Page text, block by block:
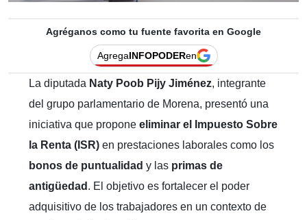
Agréganos como tu fuente favorita en Google
AgregaINFOPODERen
La diputada Naty Poob Pijy Jiménez, integrante
del grupo parlamentario de Morena, presentó una
iniciativa que propone eliminar el Impuesto Sobre
la Renta (ISR) en prestaciones laborales como los
bonos de puntualidad y las primas de
antigüedad . El objetivo es fortalecer el poder
adquisitivo de los trabajadores en un contexto de